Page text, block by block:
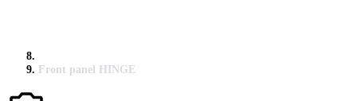
Front panel HINGE